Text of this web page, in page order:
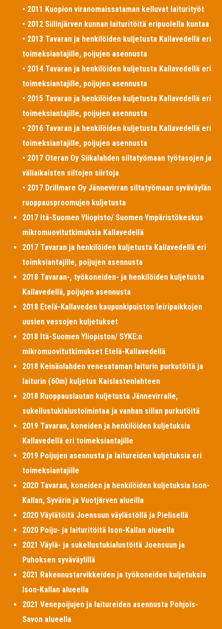
• 2011 Kuopion viranomaissataman kelluvat laiturityöt
• 2012 Siilinjärven kunnan laituritöitä eripuolella kuntaa
• 2013 Tavaran ja henkilöiden kuljetusta Kallavedellä eri
toimeksiantajille, poijujen asennusta
• 2014 Tavaran ja henkilöiden kuljetusta Kallavedellä eri
toimeksiantajille, poijujen asennusta
• 2015 Tavaran ja henkilöiden kuljetusta Kallavedellä eri
toimeksiantajille, poijujen asennusta
• 2016 Tavaran ja henkilöiden kuljetusta Kallavedellä eri
toimeksiantajille, poijujen asennusta
• 2017 Oteran Oy Siikalahden siltatyömaan työtasojen ja
väliaikaisten siltojen siirtoja
• 2017 Drillmare Oy Jännevirran siltatyömaan syväväylän
ruoppausproomujen kuljetusta
2017 Itä-Suomen Yliopisto/ Suomen Ympäristökeskus
mikromuovitutkimuksia Kallavedellä
2017 Tavaran ja henkilöiden kuljetusta Kallavedellä eri
toimksiantajille, poijujen asennusta
2018 Tavaran-, työkoneiden- ja henkilöiden kuljetusta
Kallavedellä, poijujen asennusta
2018 Etelä-Kallaveden kaupunkipuiston leiripaikkojen
uusien vessojen kuljetukset
2018 Itä-Suomen Yliopiston/ SYKE:n
mikromuovitutkimukset Etelä-Kallavedellä
2018 Keinänlahden venesataman laiturin purkutöitä ja
laiturin (60m) kuljetus Kaislastenlahteen
2018 Ruoppauslautan kuljetusta Jännevirralle,
sukellustukialustoimintaa ja vanhan sillan purkutöitä
2019 Tavaran, koneiden ja henkilöiden kuljetuksia
Kallavedellä eri toimeksiantajille
2019 Poijujen asennusta ja laitureiden kuljetuksia eri
toimeksiantajille
2020 Tavaran, koneiden ja henkilöiden kuljetuksia Ison-
Kallan, Syvärin ja Vuotjärven alueilla
2020 Väylätöitä Joensuun väylästöllä ja Pielisellä
2020 Poiju- ja laituritöitä Ison-Kallan alueella
2021 Väylä- ja sukellustukialustöitä Joensuun ja
Puhoksen syväväylillä
2021 Rakennustarvikkeiden ja työkoneiden kuljetuksia
Ison-Kallan alueella
2021 Venepoijujen ja laitureiden asennusta Pohjois-
Savon alueella